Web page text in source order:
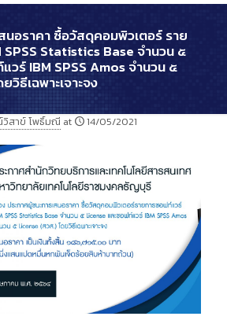
นอราคา ซื้อวัสดุคอมพิวเตอร์ ราย
SPSS Statistics Base จำนวน ๕
วร์ IBM SPSS Amos จำนวน ๕
วิธีเฉพาะเจาะจง
สาข์ โพธิ์มณี at 14/05/2021